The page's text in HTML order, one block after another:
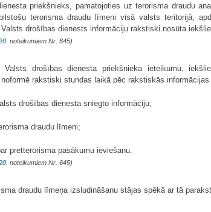
priekšnieks, pamatojoties uz terorisma draudu
terorisma draudu līmeni visā valsts teritorijā,
drošības dienests informāciju rakstiski nosūta
noteikumiem Nr. 645)
drošības dienesta priekšnieka ieteikumu,
rakstiski stundas laikā pēc rakstiskās
drošības dienesta sniegto informāciju;
draudu līmeni;
pretterorisma pasākumu ieviešanu.
noteikumiem Nr. 645)
draudu līmeņa izsludināšanu stājas spēkā ar tā